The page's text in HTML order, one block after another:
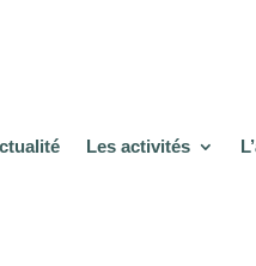
Les activités